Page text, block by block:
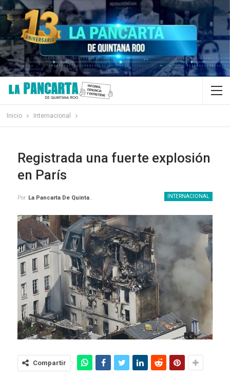
Inicio Internacional
Registrada una fuerte explosión
en París
INTERNACIONAL
Por La Pancarta De Quintana Roo
Compartir